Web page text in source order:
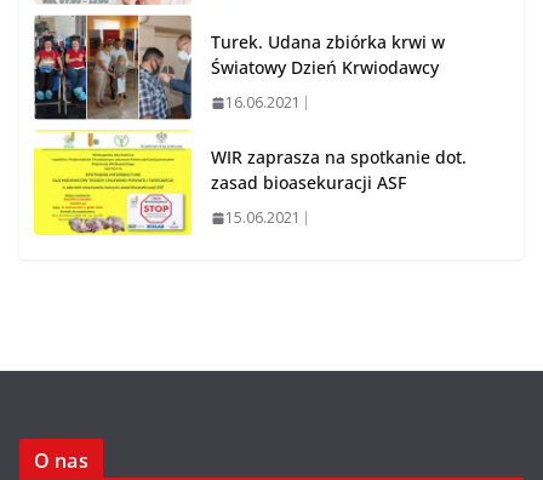
Turek. Udana zbiórka krwi w
Światowy Dzień Krwiodawcy
16.06.2021
WIR zaprasza na spotkanie dot.
zasad bioasekuracji ASF
15.06.2021
O nas